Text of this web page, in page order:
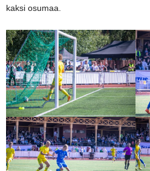
kaksi osumaa.